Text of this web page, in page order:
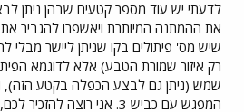
לדעתי יש עוד מספר קטעים שבהן ניתן
את ההמתנה המיותרת ויאשפרו להגביר את
שיש מס' פיתולים בקו שניתן ליישר מבלי
רק איזור שמורת הטבע) אלא לדוגמא
שמש (ניתן גם לבצע הכפלה בקטע הזה),